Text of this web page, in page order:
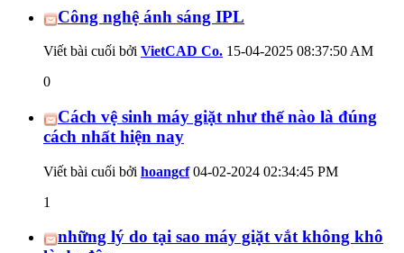
Công nghệ ánh sáng IPL
Viết bài cuối bởi VietCAD Co. 15-04-2025 08:37:50 AM
0
Cách vệ sinh máy giặt như thế nào là đúng
cách nhất hiện nay
Viết bài cuối bởi hoangcf04-02-2024 02:34:45 PM
1
những lý do tại sao máy giặt vắt không khô